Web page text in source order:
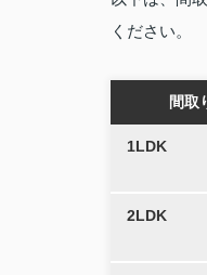
ください。
間取
1LDK
2LDK